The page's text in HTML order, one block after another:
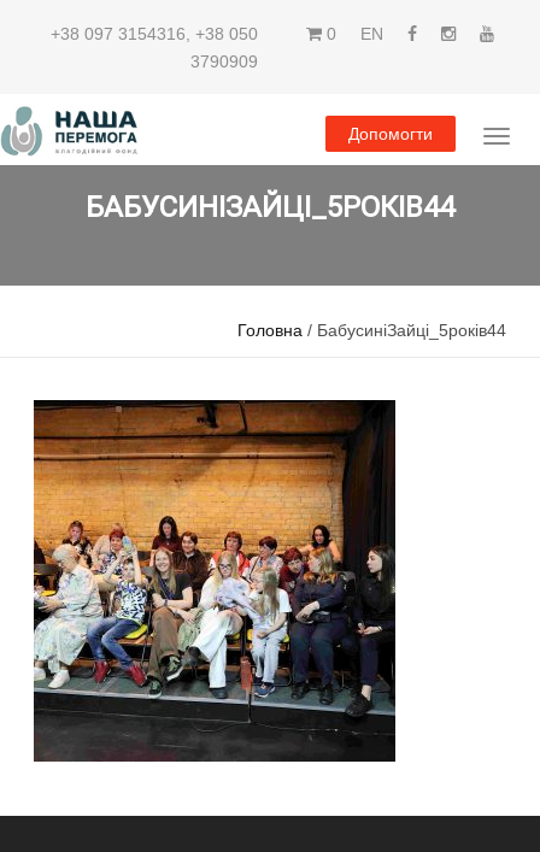
+38 097 3154316 +38 050
3790909
0 EN
Допомогти
БАБУСИНІЗАЙЦІ_5РОКІВ44
Головна / БабусиніЗайці_5років44